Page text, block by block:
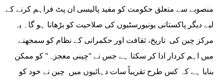
منصوبے سے متعلق حکومت کو مفید پالیسی ان پٹ فراہم کرنے کے
لیے دیگر پاکستانی یونیورسٹیوں کی صلاحیت کو بڑھانا ہو گا۔ یہ
مرکز چین کی تاریخ، ثقافت اور حکمرانی کے نظام کو سمجھنے
میں اہم کردار ادا کر سکتا ہے جس نے ''چینی معجزہ'' کو ممکن
بنایا ہے کہ کس طرح تقریباً سات دہائیوں میں چین نے خود کو